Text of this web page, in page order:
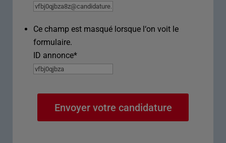
Ce champ est masqué lorsque l‘on voit le
formulaire.
ID annonce*